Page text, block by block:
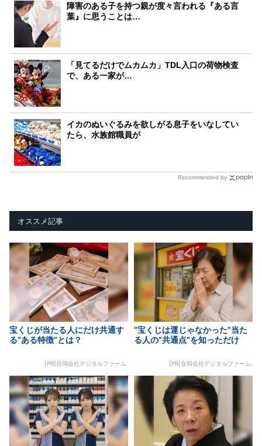
障害のある子を持つ親が度々言われる『ある言
葉』に思うことは…
「見てるだけでムカムカ」TDL入口の荷物検査
で、ある一家が…
イカのぬいぐるみを欲しがる息子をいなしてい
たら、水族館職員が
Recommended by
オススメ記事
宝くじが当たる人にだけ共通す
る“ある特徴”とは？
[PR]合同会社デジタルファーム
“宝くじは運じゃなかった”当た
る人の“共通点”を知っただけ
[PR]合同会社デジタルファーム